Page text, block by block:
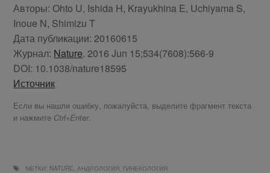
Авторы: Ohto U, Ishida H, Krayukhina E, Uchiyama S,
Inoue N, Shimizu T
Дата публикации: 20160615
Журнал: Nature. 2016 Jun 15;534(7608):566-9
DOI: 10.1038/nature18595
Источник
Если вы нашли ошибку, пожалуйста, выделите фрагмент текста
и нажмите Ctrl+Enter.
МЕТКИ: NATURE,АНДРОЛОГИЯ, ГИНЕКОЛОГИЯ